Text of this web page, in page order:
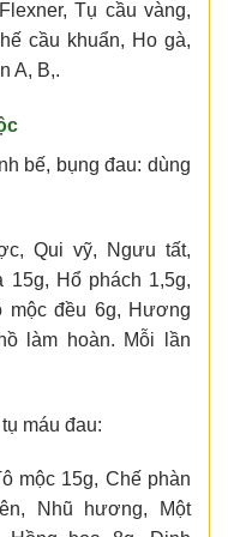
Tụ cầu vàng,
cầu khuẩn, Ho gà,
A, B,.
bế, bụng đau: dùng
Qui vỹ, Ngưu tất,
Hổ phách 1,5g,
mộc đều 6g, Hương
làm hoàn. Mỗi lần
máu đau:
mộc 15g, Chế phàn
Nhũ hương, Một